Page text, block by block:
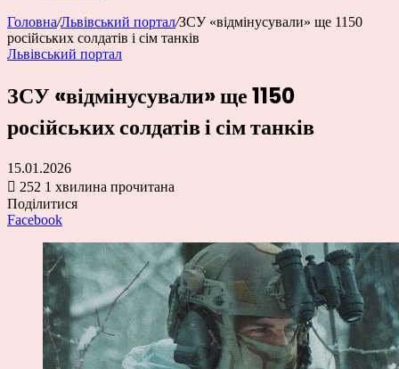
Головна/Львівський портал/ЗСУ «відмінусували» ще 1150
російських солдатів і сім танків
Львівський портал
ЗСУ «відмінусували» ще 1150
російських солдатів і сім танків
15.01.2026
252 1 хвилина прочитана
Поділитися
Facebook